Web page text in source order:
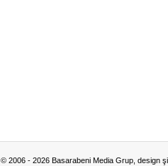
© 2006 - 2026 Basarabeni Media Grup, design